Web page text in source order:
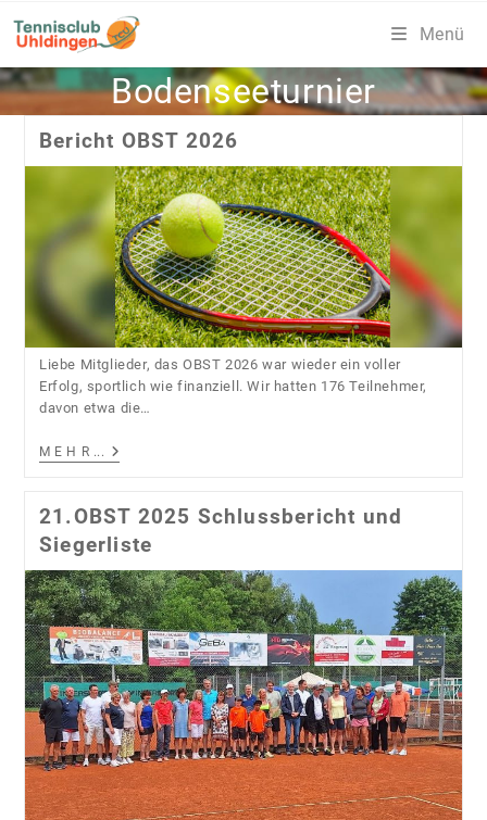
Inhalt
Menü
Bodenseeturnier
Bericht OBST 2026
Liebe Mitglieder, das OBST 2026 war wieder ein voller
Erfolg, sportlich wie finanziell. Wir hatten 176 Teilnehmer,
davon etwa die…
M E H R ... Bericht
21.OBST 2025 Schlussbericht und
Siegerliste